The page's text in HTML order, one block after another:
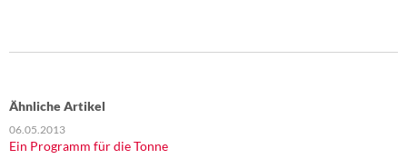
Ähnliche Artikel
06.05.2013
Ein Programm für die Tonne